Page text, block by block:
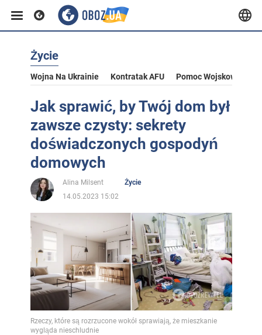
Życie
Wojna Na Ukrainie Kontratak AFU Pomoc Wojskowa Dla
Jak sprawić, by Twój dom był
zawsze czysty: sekrety
doświadczonych gospodyń
domowych
Alina Milsent
Życie
14.05.2023 15:02
Rzeczy, które są rozrzucone wokół sprawiają, że mieszkanie
wygląda nieschludnie